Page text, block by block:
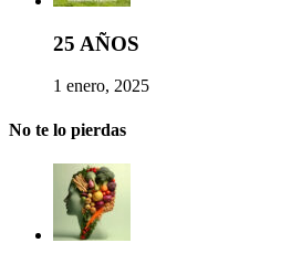
25 AÑOS
1 enero, 2025
No te lo pierdas